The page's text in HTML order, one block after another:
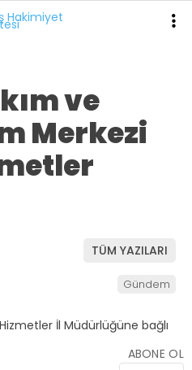
ve
Merkezi
TÜM YAZILARI
Gündem
ABONE OL